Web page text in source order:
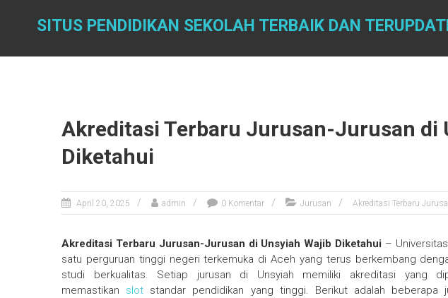
SITUS PENDIDIKAN SEKOLAH TERBAIK DAN
Akreditasi Terbaru Jurusan-Jurusan di
Diketahui
April 20, 2025 admin 0 Komentar Jurusan Akreditasi Terbaru
Akreditasi Terbaru Jurusan-Jurusan di Unsyiah Wajib Diketahui –
satu perguruan tinggi negeri terkemuka di Aceh yang terus berkembang
studi berkualitas. Setiap jurusan di Unsyiah memiliki akreditasi yang
memastikan slot standar pendidikan yang tinggi. Berikut adalah beberapa